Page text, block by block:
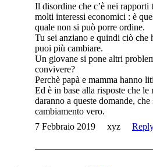
Il disordine che c’è nei rapporti
molti interessi economici : è
quale non si può porre ordine.
Tu sei anziano e quindi ciò che
puoi più cambiare.
Un giovane si pone altri
convivere?
Perchè papà e mamma hanno
Ed è in base alla risposte che le
daranno a queste domande,
cambiamento vero.
7 Febbraio 2019
xyz